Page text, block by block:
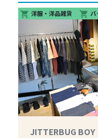
shopping_cart 洋服・洋品雑貨 shopping_cart バ
JITTERBUG BOY